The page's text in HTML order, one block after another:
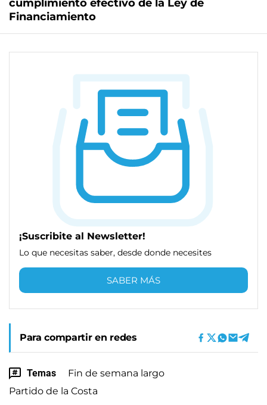
cumplimiento efectivo de la Ley de
Financiamiento
¡Suscribite al Newsletter!
Lo que necesitas saber, desde donde necesites
SABER MÁS
Para compartir en redes
Temas
Fin de semana largo
Partido de la Costa